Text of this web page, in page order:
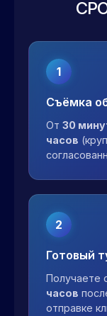
1
Съёмка
От 30
часов
2
Готовый
Получаете
часов
отправке